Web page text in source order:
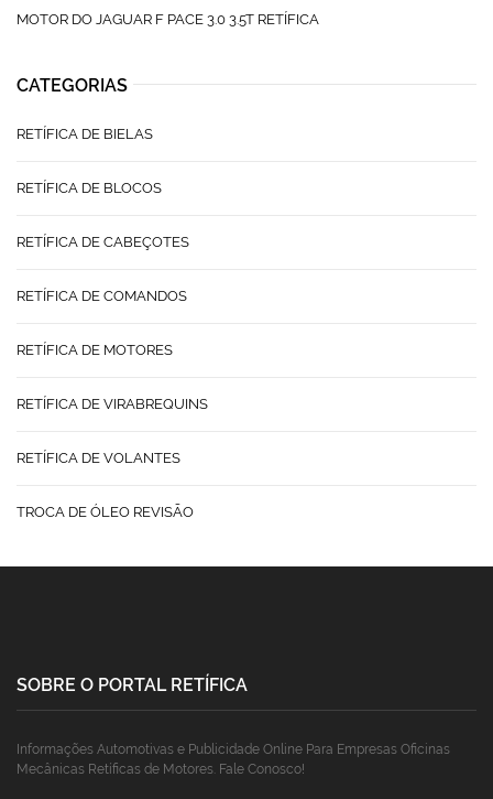
MOTOR DO JAGUAR F PACE 3.0 3.5T RETÍFICA
CATEGORIAS
RETÍFICA DE BIELAS
RETÍFICA DE BLOCOS
RETÍFICA DE CABEÇOTES
RETÍFICA DE COMANDOS
RETÍFICA DE MOTORES
RETÍFICA DE VIRABREQUINS
RETÍFICA DE VOLANTES
TROCA DE ÓLEO REVISÃO
SOBRE O PORTAL RETÍFICA
Informações Automotivas e Publicidade Online Para Empresas Oficinas
Mecânicas Retíficas de Motores. Fale Conosco!